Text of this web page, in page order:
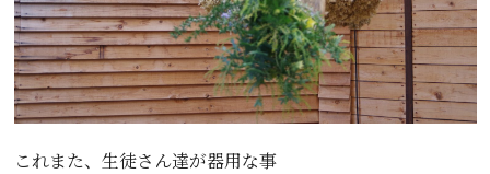
これまた、生徒さん達が器用な事